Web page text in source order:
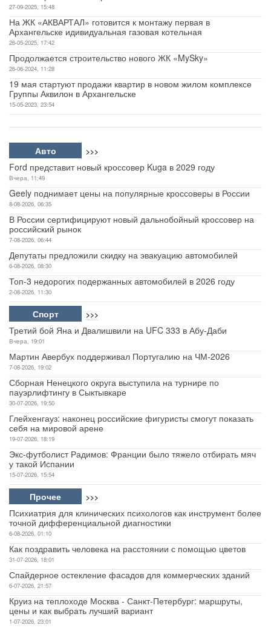
27-09-2025, 15:48
На ЖК «АКВАРТАЛ» готовится к монтажу первая в
Архангельске идивидуальная газовая котельная
26-05-2025, 17:42
Продолжается строительство нового ЖК «MySky»
26-06-2024, 11:28
19 мая стартуют продажи квартир в новом жилом комплексе
Группы Аквилон в Архангельске
15-05-2023, 23:54
Авто >>>
Ford представит новый кроссовер Kuga в 2029 году
Вчера, 11:49
Geely поднимает цены на популярные кроссоверы в России
8-08-2026, 06:35
В России сертифицируют новый дальнобойный кроссовер на
российский рынок
7-08-2026, 06:44
Депутаты предложили скидку на эвакуацию автомобилей
6-08-2026, 08:30
Топ-3 недорогих подержанных автомобилей в 2026 году
2-08-2026, 11:30
Спорт >>>
Третий бой Яна и Двалишвили на UFC 333 в Абу-Даби
Вчера, 19:01
Мартин Авербух поддерживал Португалию на ЧМ-2026
7-08-2026, 19:02
Сборная Ненецкого округа выступила на турнире по
пауэрлифтингу в Сыктывкаре
30-07-2026, 19:50
Глейхенгауз: наконец российские фигуристы смогут показать
себя на мировой арене
19-07-2026, 18:19
Экс-футболист Радимов: Франции было тяжело отбирать мяч
у такой Испании
15-07-2026, 15:54
Прочее >>>
Психиатрия для клинических психологов как инструмент более
точной дифференциальной диагностики
6-08-2026, 01:10
Как поздравить человека на расстоянии с помощью цветов
31-07-2026, 18:01
Спайдерное остекление фасадов для коммерческих зданий
6-07-2026, 21:57
Круиз на теплоходе Москва - Санкт-Петербург: маршруты,
цены и как выбрать лучший вариант
1-07-2026, 23:01